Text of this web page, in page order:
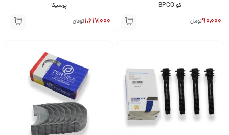
کو BPCO
90,000تومان
پرسیکا
1,617,000تومان